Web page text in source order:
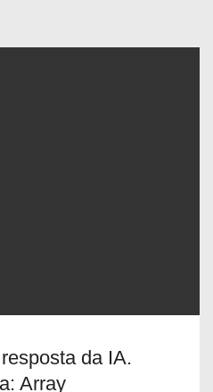
da IA.
Array